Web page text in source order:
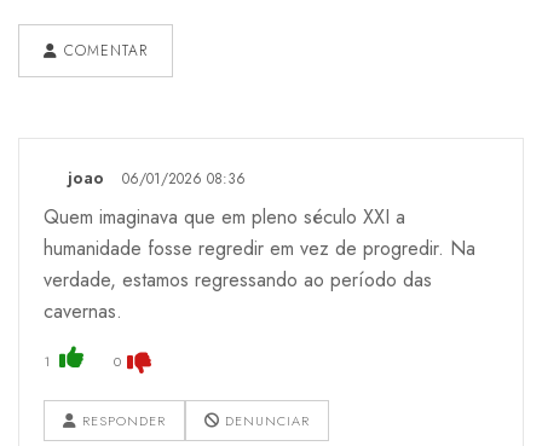
COMENTAR
joao 06/01/2026 08:36
Quem imaginava que em pleno século XXI a
humanidade fosse regredir em vez de progredir. Na
verdade, estamos regressando ao período das
cavernas.
1 0
RESPONDER DENUNCIAR